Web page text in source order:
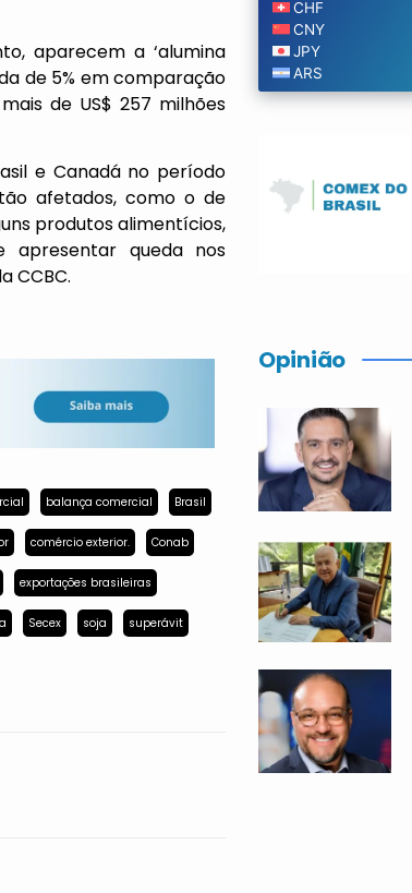
aparecem a ‘alumina
de 5% em comparação
de US$ 257 milhões
e Canadá no período
afetados, como o de
produtos alimentícios,
apresentar queda nos
CCBC.
balança comercial Brasil
comércio exterior. Conab
exportações brasileiras
Secex soja superávit
Opinião